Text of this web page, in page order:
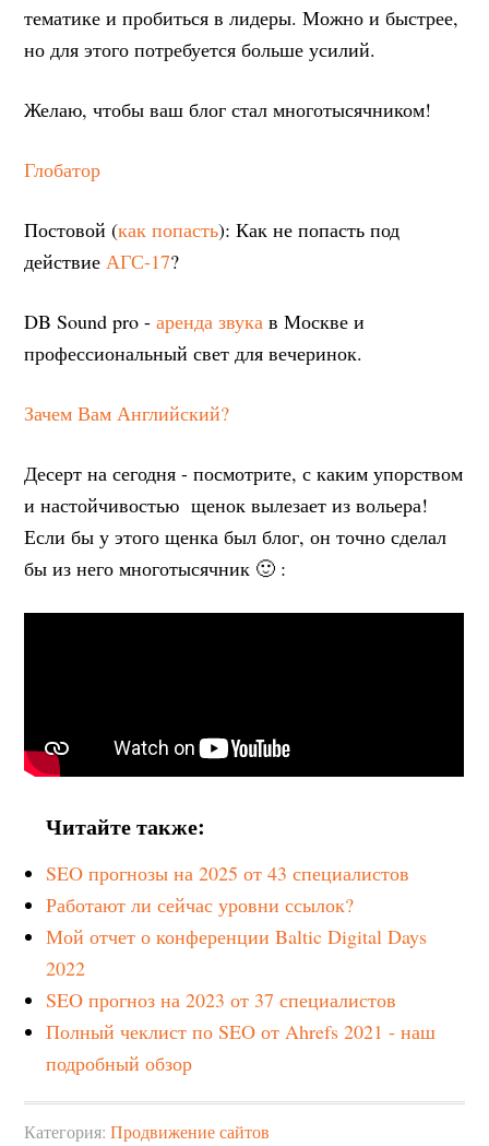
тематике и пробиться в лидеры. Можно и быстрее,
но для этого потребуется больше усилий.
Желаю, чтобы ваш блог стал многотысячником!
Глобатор
Постовой (как попасть): Как не попасть под
действиеАГС-17?
DB Sound pro -аренда звука в Москве и
профессиональный свет для вечеринок.
Зачем Вам Английский?
Десерт на сегодня - посмотрите, с каким упорством
и настойчивостью щенок вылезает из вольера!
Если бы у этого щенка был блог, он точно сделал
бы из него многотысячник 🙂 :
Читайте также:
SEO прогнозы на 2025 от 43 специалистов
Работают ли сейчас уровни ссылок?
Мой отчет о конференции Baltic Digital Days
2022
SEO прогноз на 2023 от 37 специалистов
Полный чеклист по SEO от Ahrefs 2021 - наш
подробный обзор
Категория:Продвижение сайтов